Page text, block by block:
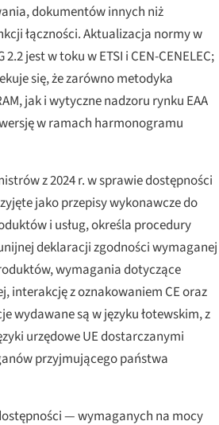
dokumentów innych niż
łączności. Aktualizacja normy w
jest w toku w ETSI i CEN-CENELEC;
się, że zarówno metodyka
jak i wytyczne nadzoru rynku EAA
w ramach harmonogramu
z 2024 r. w sprawie dostępności
jako przepisy wykonawcze do
i usług, określa procedury
deklaracji zgodności wymaganej
wymagania dotyczące
interakcję z oznakowaniem CE oraz
wydawane są w języku łotewskim, z
urzędowe UE dostarczanymi
przyjmującego państwa
— wymaganych na mocy